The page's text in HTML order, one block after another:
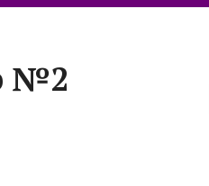
№2